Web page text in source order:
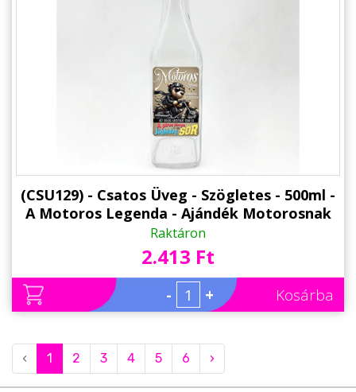
(CSU129) - Csatos Üveg - Szögletes - 500ml -
A Motoros Legenda - Ajándék Motorosnak
Raktáron
2.413 Ft
- + Kosárba
‹ 1 2 3 4 5 6 ›